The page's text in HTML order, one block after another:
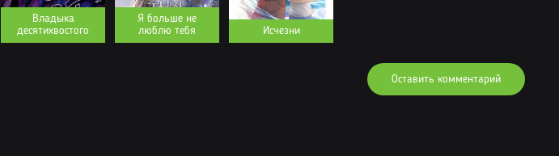
Владыка
десятихвостого
Я больше не
люблю тебя
Исчезни
Оставить комментарий